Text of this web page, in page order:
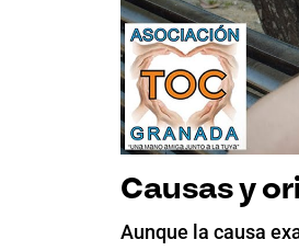
Causas y
Aunque la causa